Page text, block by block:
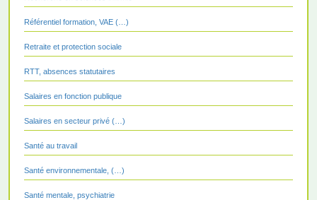
Référentiel formation, VAE (…)
Retraite et protection sociale
RTT, absences statutaires
Salaires en fonction publique
Salaires en secteur privé (…)
Santé au travail
Santé environnementale, (…)
Santé mentale, psychiatrie